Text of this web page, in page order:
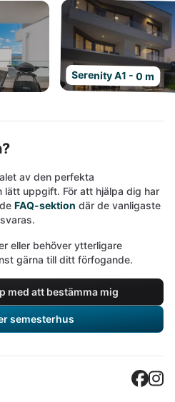
Serenity A1 - 0 m
av den perfekta
lätt uppgift. För att hjälpa dig har
FAQ-sektion där de vanligaste
eller behöver ytterligare
gärna till ditt förfogande.
med att bestämma mig
semesterhus